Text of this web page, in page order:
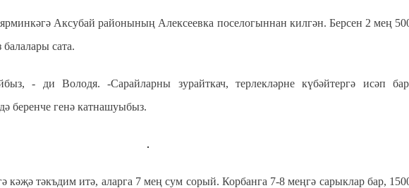
Аксубай районының Алексеевка поселогыннан килгән. Берсен 2 мең
сата.
- ди Володя. -Сарайларны зурайткач, терлекләрне күбәйтергә исәп
беренче генә катнашуыбыз.
кәҗә тәкъдим итә, аларга 7 мең сум сорый. Корбанга 7-8 меңгә сарыклар бар,